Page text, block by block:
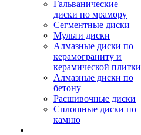
Гальванические
диски по мрамору
Сегментные диски
Мульти диски
Алмазные диски по
керамограниту и
керамической плитки
Алмазные диски по
бетону
Расшивочные диски
Сплошные диски по
камню